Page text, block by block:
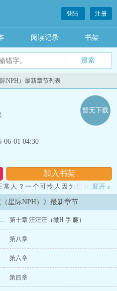
登陆 注册
阅读记录 书架
NPH）最新章节列表
加入书架
暂无下载
06-01 04:30
人？一个可怜人因为想回家被迫
交瘁，系统又提供不了任何金手指
嫁妆。PS：作者第一次更文很多
行，作品三观不代表作者三观
四个，后续再加吧。...
展开 »
星际NPH）》最新章节
室水煎 樊邱part（高H） 第十章 汪汪汪（微H 手 腿）
第八章
第六章
第四章